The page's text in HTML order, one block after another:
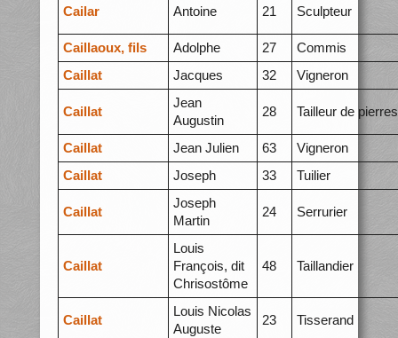
Cailar Antoine 21 Sculpteur
Caillaoux, fils Adolphe 27
Commis
Caillat
Jacques 32 Vigneron
Caillat
Jean
Augustin
28 Tailleur de pierres
Caillat Jean Julien 63
Vigneron
Caillat
Joseph 33 Tuilier
Caillat
Joseph
Martin
24 Serrurier
Caillat
Louis
François, dit
Chrisostôme
48 Taillandier
Caillat
Louis Nicolas
Auguste
23 Tisserand